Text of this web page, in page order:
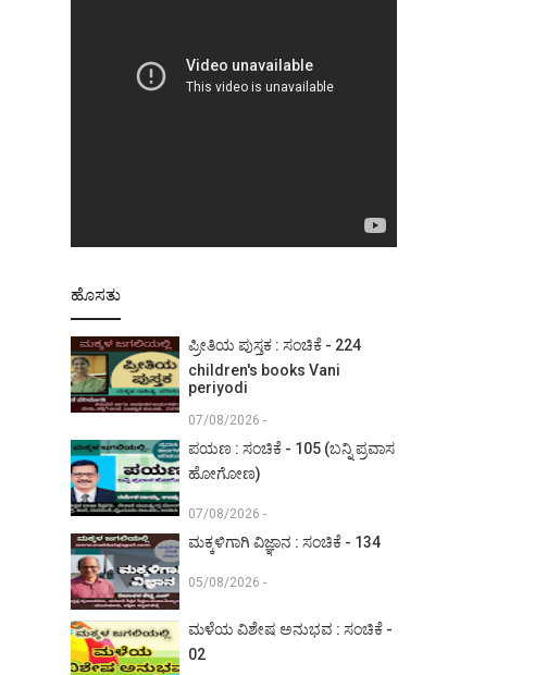
ಹೊಸತು
ಪ್ರೀತಿಯ ಪುಸ್ತಕ : ಸಂಚಿಕೆ - 224
children's books Vani
periyodi
07/08/2026 -
ಪಯಣ : ಸಂಚಿಕೆ - 105 (ಬನ್ನಿ ಪ್ರವಾಸ
ಹೋಗೋಣ)
07/08/2026 -
ಮಕ್ಕಳಿಗಾಗಿ ವಿಜ್ಞಾನ : ಸಂಚಿಕೆ - 134
05/08/2026 -
ಮಳೆಯ ವಿಶೇಷ ಅನುಭವ : ಸಂಚಿಕೆ -
02